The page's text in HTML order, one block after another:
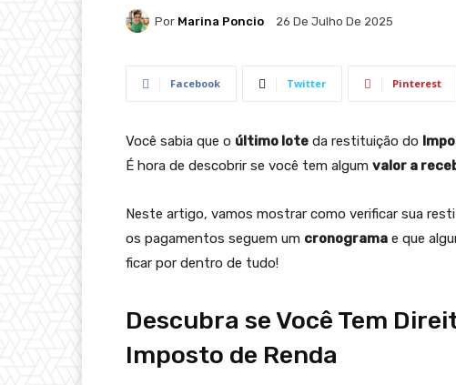
Por Marina Poncio 26 De Julho De 2025
Facebook Twitter Pinterest
Você sabia que o último lote da restituição do
É hora de descobrir se você tem algum valor a
Neste artigo, vamos mostrar como verificar sua
os pagamentos seguem um cronograma e que
ficar por dentro de tudo!
Descubra se Você Tem
Imposto de Renda